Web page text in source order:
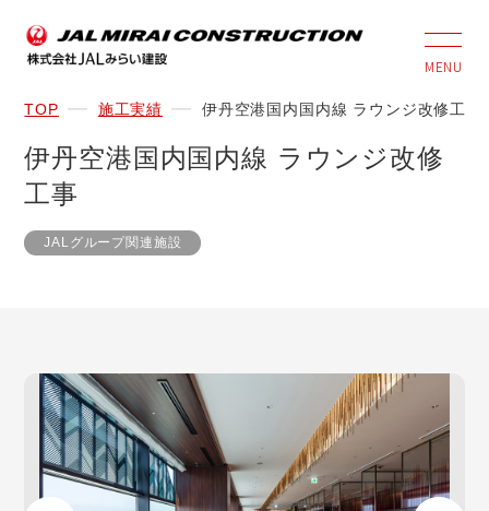
MENU
TOP 施工実績 伊丹空港国内国内線 ラウンジ改修工事
伊丹空港国内国内線 ラウンジ改修
工事
JALグループ関連施設